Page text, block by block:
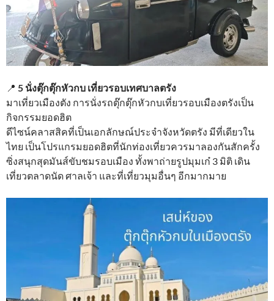
📍 5 นั่งตุ๊กตุ๊กหัวกบ เที่ยวรอบเทศบาลตรัง
มาเที่ยวเมืองตัง การนั่งรถตุ๊กตุ๊กหัวกบเที่ยวรอบเมืองตรังเป็น
กิจกรรมยอดฮิต
ดีไซน์คลาสสิคที่เป็นเอกลักษณ์ประจำจังหวัดตรัง มีที่เดียวใน
ไทย เป็นโปรแกรมยอดฮิตที่นักท่องเที่ยวควรมาลองกันสักครั้ง
ซิ่งสนุกสุดมันส์ขับชมรอบเมือง ทั้งพาถ่ายรูปมุมเก๋ 3 มิติ เดิน
เที่ยวตลาดนัด ศาลเจ้า และที่เที่ยวมุมอื่นๆ อีกมากมาย